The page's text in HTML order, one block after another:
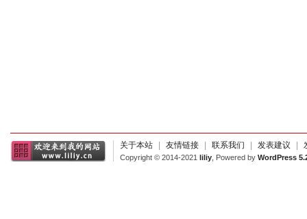
关于本站 友情链接 联系我们 发表建议
Copyright © 2014-2021 liliy , Powered by WordPress